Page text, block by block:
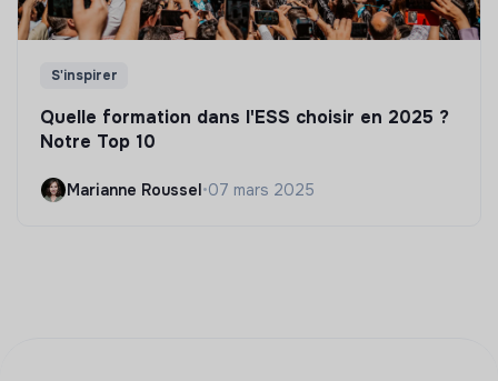
S'inspirer
Quelle formation dans l'ESS choisir en 2025 ?
Notre Top 10
Marianne Roussel•07 mars 2025